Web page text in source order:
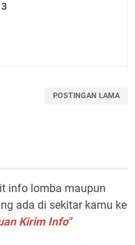
POSTINGAN LAMA
info lomba maupun
ada di sekitar kamu ke
Kirim Info"